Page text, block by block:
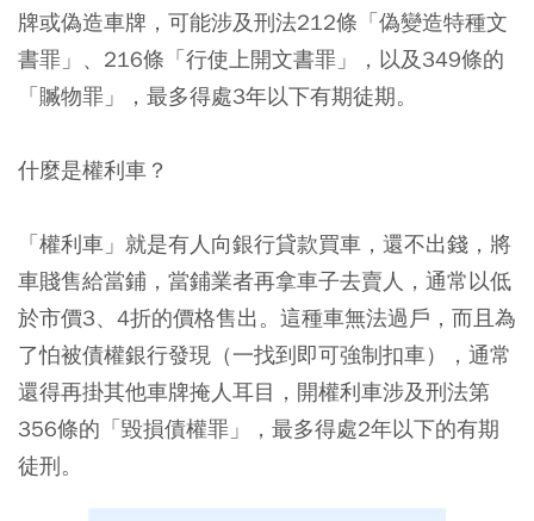
牌或偽造車牌，可能涉及刑法212條「偽變造特種文
書罪」、216條「行使上開文書罪」，以及349條的
「贓物罪」，最多得處3年以下有期徒期。
什麼是權利車？
「權利車」就是有人向銀行貸款買車，還不出錢，將
車賤售給當鋪，當鋪業者再拿車子去賣人，通常以低
於市價3、4折的價格售出。這種車無法過戶，而且為
了怕被債權銀行發現（一找到即可強制扣車），通常
還得再掛其他車牌掩人耳目，開權利車涉及刑法第
356條的「毀損債權罪」，最多得處2年以下的有期
徒刑。